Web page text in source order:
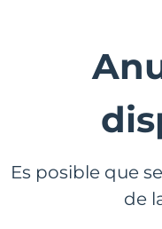
Es posible que
de